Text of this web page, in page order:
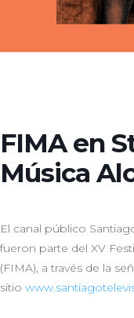
FIMA en
Música
El canal público
fueron parte del XV
(FIMA), a través de la
sitio